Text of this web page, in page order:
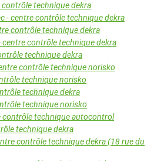
contrôle technique dekra
- centre contrôle technique dekra
contrôle technique dekra
centre contrôle technique dekra
technique dekra
contrôle technique norisko
technique norisko
technique dekra
technique norisko
contrôle technique autocontrol
technique dekra
contrôle technique dekra (18 rue du